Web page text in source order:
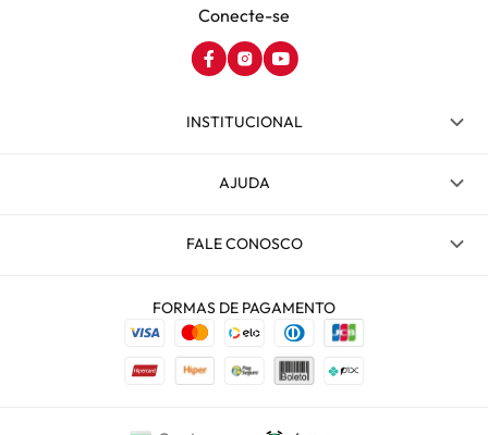
Conecte-se
INSTITUCIONAL
AJUDA
FALE CONOSCO
FORMAS DE PAGAMENTO